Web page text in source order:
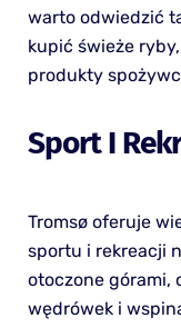
warto odwiedzić
kupić świeże
produkty
Sport I
Tromsø oferuje
sportu i rekreacji
otoczone górami,
wędrówek i